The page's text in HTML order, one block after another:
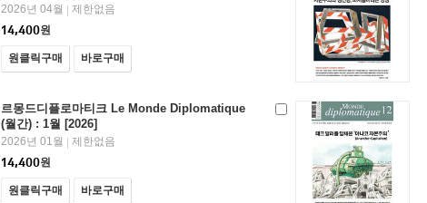
2026년 04월 | 제한없음
14,400원
원클릭구매 바로구매
르몽드디플로마티크 Le Monde Diplomatique
(월간) : 1월 [2026]
2026년 01월 | 제한없음
14,400원
원클릭구매 바로구매